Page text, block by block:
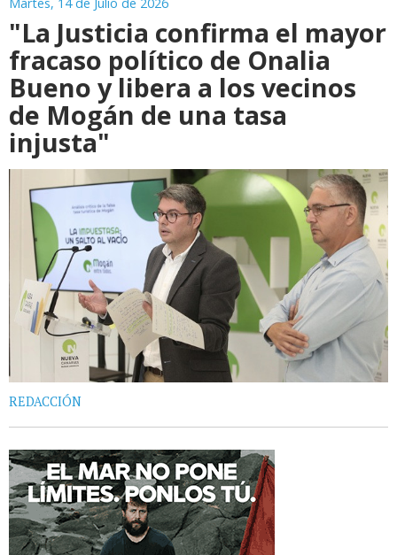
"La Justicia confirma el mayor
fracaso político de Onalia
Bueno y libera a los vecinos
de Mogán de una tasa
injusta"
REDACCIÓN